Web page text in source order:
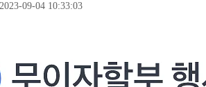
2023-09-04 10:33:03